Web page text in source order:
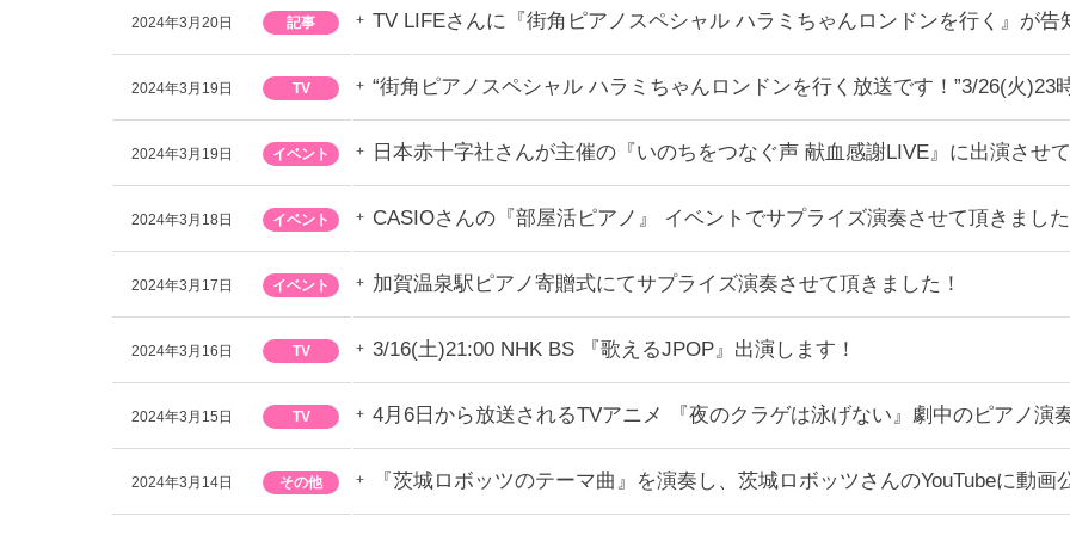
2024年3月20日 記事 TV LIFEさんに『街角ピアノスペシャル ハラミちゃんロンドンを行く』が
2024年3月19日 TV “街角ピアノスペシャル ハラミちゃんロンドンを行く放送です！”3/26(火
2024年3月19日 イベント 日本赤十字社さんが主催の『いのちをつなぐ声 献血感謝LIVE』に出演させ
2024年3月18日 イベント CASIOさんの『部屋活ピアノ』 イベントでサプライズ演奏させて頂きまし
2024年3月17日 イベント 加賀温泉駅ピアノ寄贈式にてサプライズ演奏させて頂きました！
2024年3月16日 TV 3/16(土)21:00 NHK BS 『歌えるJPOP』出演します！
2024年3月15日 TV 4月6日から放送されるTVアニメ 『夜のクラゲは泳げない』劇中のピアノ演
2024年3月14日 その他 『茨城ロボッツのテーマ曲』を演奏し、茨城ロボッツさんのYouTubeに動画